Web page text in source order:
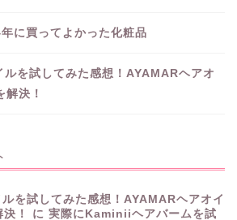
に買ってよかった化粧品
を試してみた感想！AYAMARヘアオ
解決！
を試してみた感想！AYAMARヘアオイ
！
に 実際にKaminiiヘアバームを試